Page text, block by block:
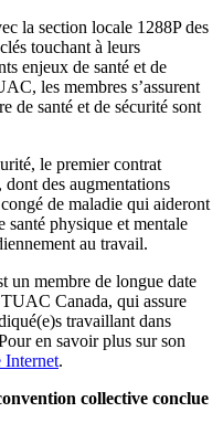
la section locale 1288P des
touchant à leurs
enjeux de santé et de
les membres s’assurent
de santé et de sécurité sont
le premier contrat
des augmentations
de maladie qui aideront
santé physique et mentale
au travail.
un membre de longue date
Canada, qui assure
travaillant dans
en savoir plus sur son
Internet.
collective conclue